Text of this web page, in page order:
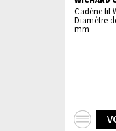
Cadène fil
Diamètre
mm